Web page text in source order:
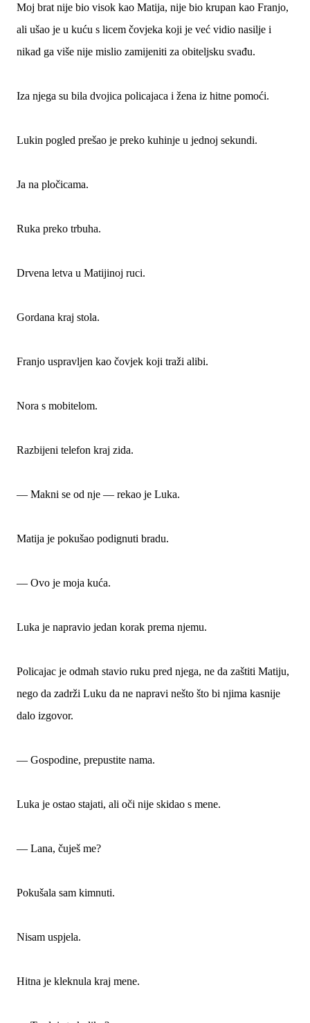
Moj brat nije bio visok kao Matija, nije bio krupan kao Franjo,
ali ušao je u kuću s licem čovjeka koji je već vidio nasilje i
nikad ga više nije mislio zamijeniti za obiteljsku svađu.
Iza njega su bila dvojica policajaca i žena iz hitne pomoći.
Lukin pogled prešao je preko kuhinje u jednoj sekundi.
Ja na pločicama.
Ruka preko trbuha.
Drvena letva u Matijinoj ruci.
Gordana kraj stola.
Franjo uspravljen kao čovjek koji traži alibi.
Nora s mobitelom.
Razbijeni telefon kraj zida.
— Makni se od nje — rekao je Luka.
Matija je pokušao podignuti bradu.
— Ovo je moja kuća.
Luka je napravio jedan korak prema njemu.
Policajac je odmah stavio ruku pred njega, ne da zaštiti Matiju,
nego da zadrži Luku da ne napravi nešto što bi njima kasnije
dalo izgovor.
— Gospodine, prepustite nama.
Luka je ostao stajati, ali oči nije skidao s mene.
— Lana, čuješ me?
Pokušala sam kimnuti.
Nisam uspjela.
Hitna je kleknula kraj mene.